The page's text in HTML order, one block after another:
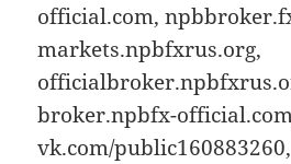
official.com,
markets.npbfxrus.org,
broker.npbfx-
vk.com/public160883260,